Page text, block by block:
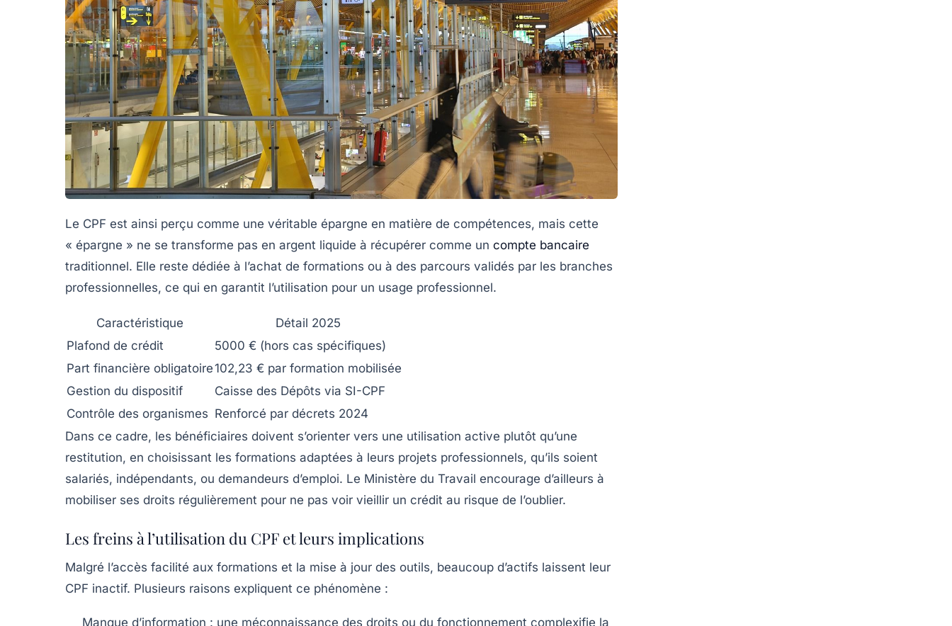
Le CPF est ainsi perçu comme une véritable épargne en matière de compétences, mais cette
« épargne » ne se transforme pas en argent liquide à récupérer comme un compte bancaire
traditionnel. Elle reste dédiée à l’achat de formations ou à des parcours validés par les branches
professionnelles, ce qui en garantit l’utilisation pour un usage professionnel.
Caractéristique
Détail 2025
Plafond de crédit
5000 € (hors cas spécifiques)
Part financière obligatoire102,23 € par formation mobilisée
Gestion du dispositif
Caisse des Dépôts via SI-CPF
Contrôle des organismes Renforcé par décrets 2024
Dans ce cadre, les bénéficiaires doivent s’orienter vers une utilisation active plutôt qu’une
restitution, en choisissant les formations adaptées à leurs projets professionnels, qu’ils soient
salariés, indépendants, ou demandeurs d’emploi. Le Ministère du Travail encourage d’ailleurs à
mobiliser ses droits régulièrement pour ne pas voir vieillir un crédit au risque de l’oublier.
Les freins à l’utilisation du CPF et leurs implications
Malgré l’accès facilité aux formations et la mise à jour des outils, beaucoup d’actifs laissent leur
CPF inactif. Plusieurs raisons expliquent ce phénomène :
Manque d’information : une méconnaissance des droits ou du fonctionnement complexifie la